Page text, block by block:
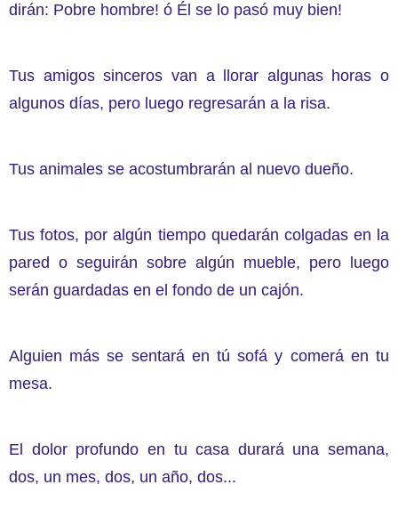
dirán: Pobre hombre! ó Él se lo pasó muy bien!
Tus amigos sinceros van a llorar algunas horas o
algunos días, pero luego regresarán a la risa.
Tus animales se acostumbrarán al nuevo dueño.
Tus fotos, por algún tiempo quedarán colgadas en la
pared o seguirán sobre algún mueble, pero luego
serán guardadas en el fondo de un cajón.
Alguien más se sentará en tú sofá y comerá en tu
mesa.
El dolor profundo en tu casa durará una semana,
dos, un mes, dos, un año, dos...